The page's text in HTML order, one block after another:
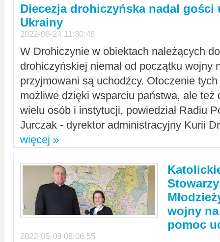
Diecezja drohiczyńska nadal gości
Ukrainy
2022-06-24 11:30:48
W Drohiczynie w obiektach należących
drohiczyńskiej niemal od początku wojny
przyjmowani są uchodźcy. Otoczenie
możliwe dzięki wsparciu państwa, ale też
wielu osób i instytucji, powiedział Radiu
Jurczak - dyrektor administracyjny Kurii
więcej »
wojny
pomoc
2022-05-09 08:06:55